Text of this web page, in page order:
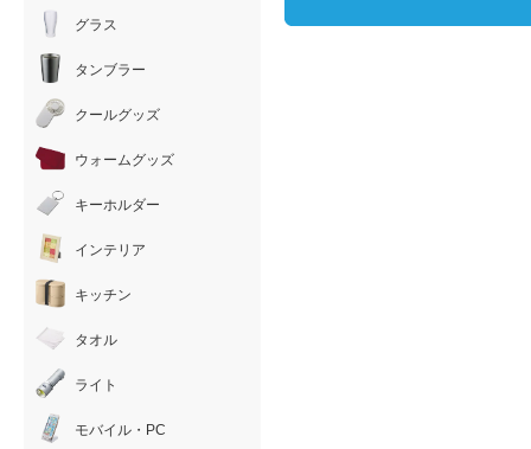
グラス
タンブラー
クールグッズ
ウォームグッズ
キーホルダー
インテリア
キッチン
タオル
ライト
モバイル・PC